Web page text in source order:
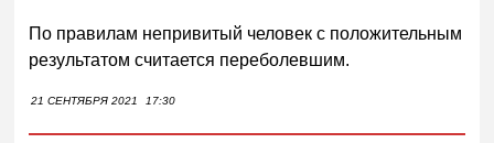
По правилам непривитый человек с положительным
результатом считается переболевшим.
21 СЕНТЯБРЯ 2021 17:30